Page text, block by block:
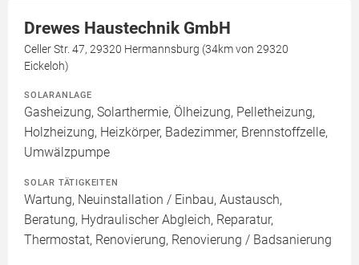
Drewes Haustechnik GmbH
Celler Str. 47, 29320 Hermannsburg (34km von 29320
Eickeloh)
SOLARANLAGE
Gasheizung, Solarthermie, Ölheizung, Pelletheizung,
Holzheizung, Heizkörper, Badezimmer, Brennstoffzelle,
Umwälzpumpe
SOLAR TÄTIGKEITEN
Wartung, Neuinstallation / Einbau, Austausch,
Beratung, Hydraulischer Abgleich, Reparatur,
Thermostat, Renovierung, Renovierung / Badsanierung